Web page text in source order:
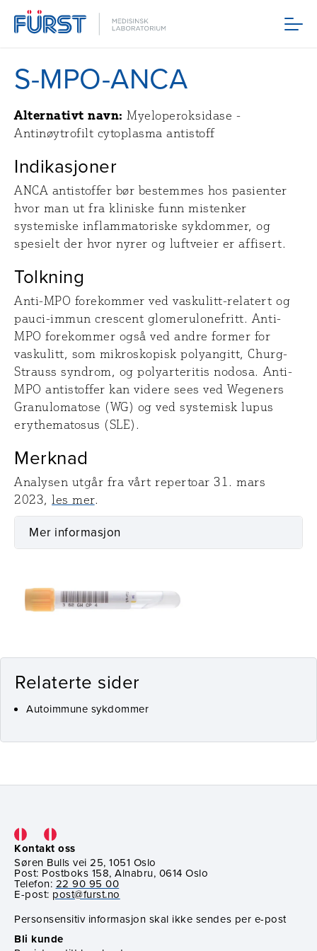
Meny
S-MPO-ANCA
Alternativt navn: Myeloperoksidase -
Antinøytrofilt cytoplasma antistoff
Indikasjoner
ANCA antistoffer bør bestemmes hos pasienter
hvor man ut fra kliniske funn mistenker
systemiske inflammatoriske sykdommer, og
spesielt der hvor nyrer og luftveier er affisert.
Tolkning
Anti-MPO forekommer ved vaskulitt-relatert og
pauci-immun crescent glomerulonefritt. Anti-
MPO forekommer også ved andre former for
vaskulitt, som mikroskopisk polyangitt, Churg-
Strauss syndrom, og polyarteritis nodosa. Anti-
MPO antistoffer kan videre sees ved Wegeners
Granulomatose (WG) og ved systemisk lupus
erythematosus (SLE).
Merknad
Analysen utgår fra vårt repertoar 31. mars
2023,les mer.
Mer informasjon
Prøvetaking
Utstyr
Relaterte sider
Autoimmune sykdommer
Kontakt oss
Søren Bulls vei 25, 1051 Oslo
Post: Postboks 158, Alnabru, 0614 Oslo
Telefon: 22 90 95 00
E-post: post@furst.no
Personsensitiv informasjon skal ikke sendes per e-post
Bli kunde